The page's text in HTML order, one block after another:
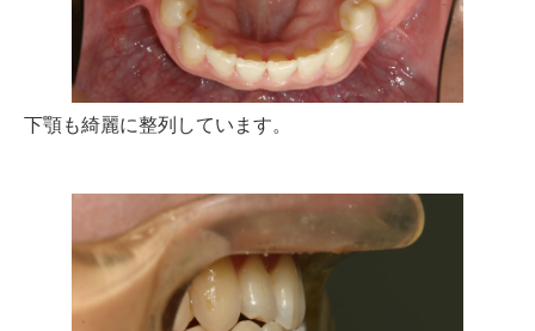
下顎も綺麗に整列しています。